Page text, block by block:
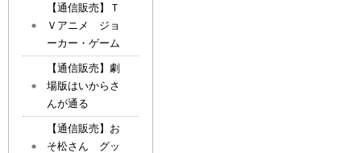
【通信販売】Ｔ
Ｖアニメ ジョ
ーカー・ゲーム
【通信販売】劇
場版はいからさ
んが通る
【通信販売】お
そ松さん グッ